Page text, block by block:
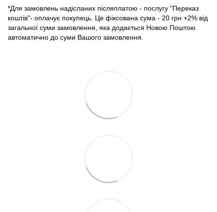
*Для замовлень надісланих післяплатою - послугу "Переказ
коштів"- оплачує покупець. Це фіксована сума - 20 грн +2% від
загальної суми замовлення, яка додається Новою Поштою
автоматично до суми Вашого замовлення.